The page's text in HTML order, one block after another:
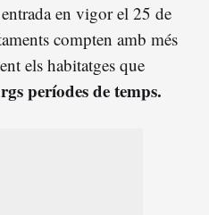
en vigor el 25 de
compten amb més
els habitatges que
períodes de temps.